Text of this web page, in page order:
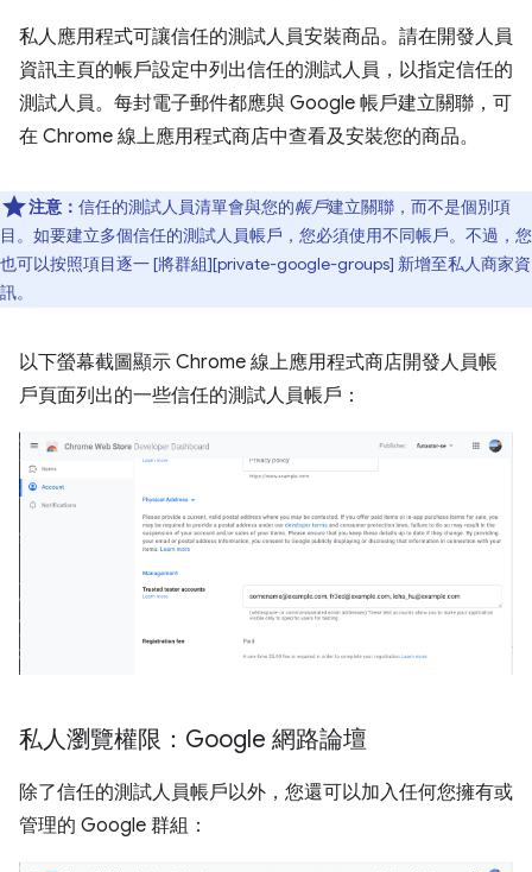
私人應用程式可讓信任的測試人員安裝商品。請在開發人員
資訊主頁的帳戶設定中列出信任的測試人員，以指定信任的
測試人員。每封電子郵件都應與 Google 帳戶建立關聯，可
在 Chrome 線上應用程式商店中查看及安裝您的商品。
注意： 信任的測試人員清單會與您的帳戶建立關聯，而不是個別項
目。如要建立多個信任的測試人員帳戶，您必須使用不同帳戶。不過，您
也可以按照項目逐一 [將群組][private-google-groups] 新增至私人商家資
訊。
以下螢幕截圖顯示 Chrome 線上應用程式商店開發人員帳
戶頁面列出的一些信任的測試人員帳戶：
私人瀏覽權限：Google 網路論壇
除了信任的測試人員帳戶以外，您還可以加入任何您擁有或
管理的 Google 群組：